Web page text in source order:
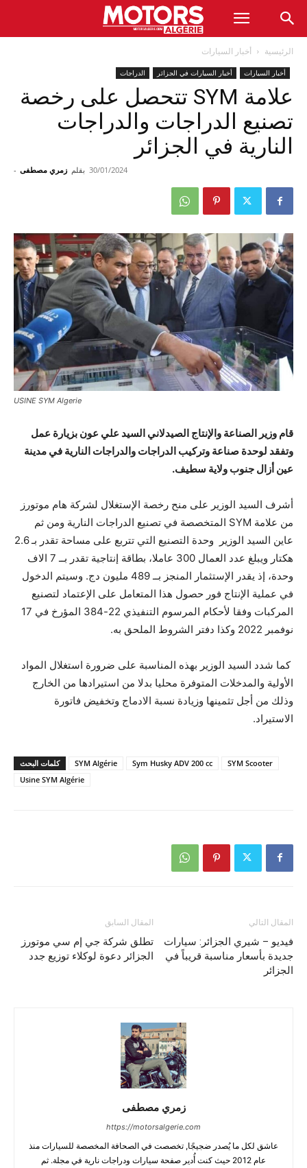
الرئيسية أخبار السيارات
أخبار السيارات أخبار السيارات في الجزائر الدراجات
علامة SYM تتحصل على رخصة
تصنيع الدراجات والدراجات
النارية في الجزائر
بقلم زمري مصطفى - 30/01/2024
USINE SYM Algerie
قام وزير الصناعة والإنتاج الصيدلاني السيد علي عون بزيارة عمل
وتفقد لوحدة صناعة وتركيب الدراجات والدراجات النارية في مدينة
عين أزال جنوب ولاية سطيف.
أشرف السيد الوزير على منح رخصة الإستغلال لشركة هام موتورز
من علامة SYM المتخصصة في تصنيع الدراجات النارية ومن ثم
عاين السيد الوزير وحدة التصنيع التي تتربع على مساحة تقدر بـ 2.6
هكتار ويبلغ عدد العمال 300 عاملا، بطاقة إنتاجية تقدر بــ 7 الاف
وحدة، إذ يقدر الإستثمار المنجز بــ 489 مليون دج. وسيتم الدخول
في عملية الإنتاج فور حصول هذا المتعامل على الإعتماد لتصنيع
المركبات وفقا لأحكام المرسوم التنفيذي 22-384 المؤرخ في 17
نوفمبر 2022 وكذا دفتر الشروط الملحق به.
كما شدد السيد الوزير بهذه المناسبة على ضرورة استغلال المواد
الأولية والمدخلات المتوفرة محليا بدلا من استيرادها من الخارج
وذلك من أجل تثمينها وزيادة نسبة الادماج وتخفيض فاتورة
الاستيراد.
كلمات البحث SYM Algérie Sym Husky ADV 200 cc
SYM Scooter
Usine SYM Algérie
المقال السابق
تطلق شركة جي إم سي موتورز
الجزائر دعوة لوكلاء توزيع جدد
المقال التالي
فيديو – شيري الجزائر: سيارات
جديدة بأسعار مناسبة قريباً في
الجزائر
زمري مصطفى
https://motorsalgerie.com
عاشق لكل ما يُصدر ضجيجًا, تخصصت في الصحافة المخصصة للسيارات منذ
عام 2012 حيث كنت أُدير صفحة سيارات ودراجات نارية في مجلة. ثم